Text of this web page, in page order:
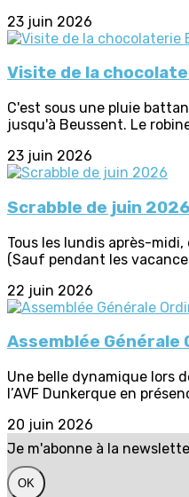
23 juin 2026
Visite de la
C'est sous une pluie
jusqu'à Beussent. Le
23 juin 2026
Scrabble de juin 2026
Tous les lundis après-midi,
(Sauf pendant les
22 juin 2026
Assemblée Générale
Une belle dynamique lors
l’AVF Dunkerque en
20 juin 2026
Je m'abonne à la
OK